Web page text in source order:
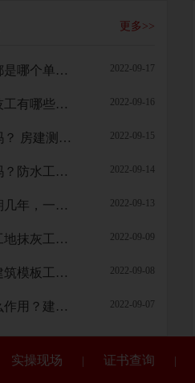
更多>>
焊工证有多少种类？都是哪个单位颁发的？ 2022-09-17
住房和城乡建设领域技工有哪些可以报？有哪些好处？ 2022-09-16
住建厅测量工证有用吗？ 房建测量员主要工作 2022-09-15
防水工证书有含金量吗？防水工证书有效期几年 2022-09-14
住建厅管道工证有效期几年，一般怎么考？ 2022-09-13
抹灰工技术资格证，工地抹灰工是技术工么？是做什么的 2022-09-09
建筑模板工作内容，建筑模板工作内容 2022-09-08
建设厅的技工证有什么作用？建设厅技工证有哪些好处 2022-09-07
实操现场 证书查询